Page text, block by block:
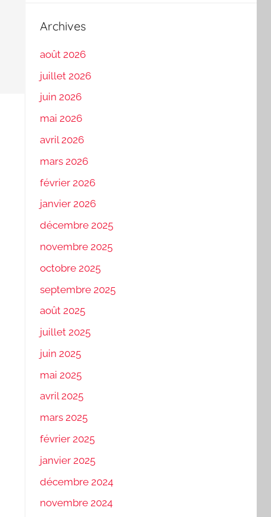
Archives
août 2026
juillet 2026
juin 2026
mai 2026
avril 2026
mars 2026
février 2026
janvier 2026
décembre 2025
novembre 2025
octobre 2025
septembre 2025
août 2025
juillet 2025
juin 2025
mai 2025
avril 2025
mars 2025
février 2025
janvier 2025
décembre 2024
novembre 2024